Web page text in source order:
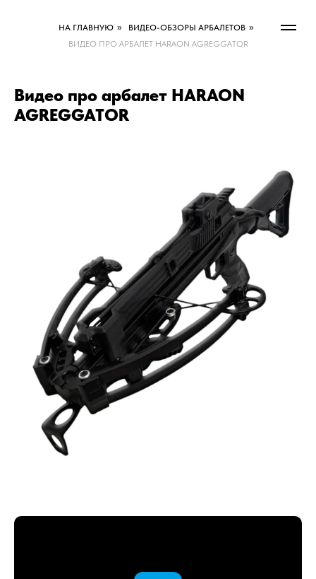
НА ГЛАВНУЮ » ВИДЕО-ОБЗОРЫ АРБАЛЕТОВ »
ВИДЕО ПРО АРБАЛЕТ HARAON AGREGGATOR
Видео про арбалет HARAON
AGREGGATOR